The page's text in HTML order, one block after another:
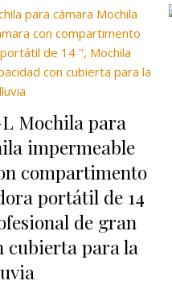
Mochila para
impermeable
compartimento
portátil de 14
de gran
cubierta para la